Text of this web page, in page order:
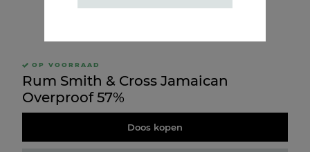
OP VOORRAAD
Rum Smith & Cross Jamaican
Overproof 57%
Doos kopen